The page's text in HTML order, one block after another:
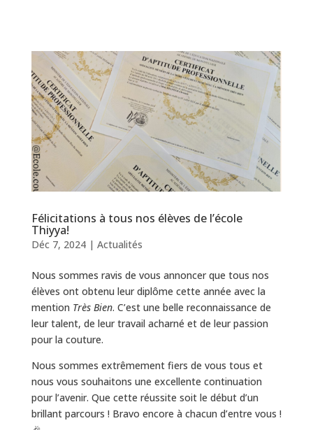
Félicitations à tous nos élèves de l’école
Thiyya!
Déc 7, 2024| Actualités
Nous sommes ravis de vous annoncer que tous nos
élèves ont obtenu leur diplôme cette année avec la
mention Très Bien. C’est une belle reconnaissance de
leur talent, de leur travail acharné et de leur passion
pour la couture.
Nous sommes extrêmement fiers de vous tous et
nous vous souhaitons une excellente continuation
pour l’avenir. Que cette réussite soit le début d’un
brillant parcours ! Bravo encore à chacun d’entre vous !